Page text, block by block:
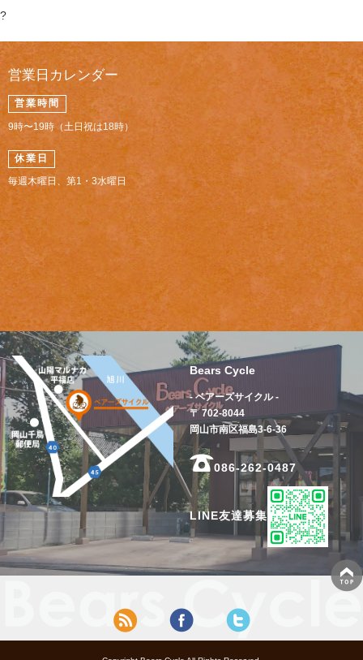
?
営業日カレンダー
営業時間
9時〜19時（土日祝は18時）
休業日
毎週木曜日、第1・3水曜日
Bears Cycle
- ベアーズサイクル -
〒 702-8044
岡山市南区福島3-6-36
086-262-0487
LINE友達募集